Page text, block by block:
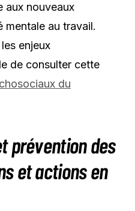
aux nouveaux
mentale au travail.
enjeux
de consulter cette
du
prévention des
et actions en